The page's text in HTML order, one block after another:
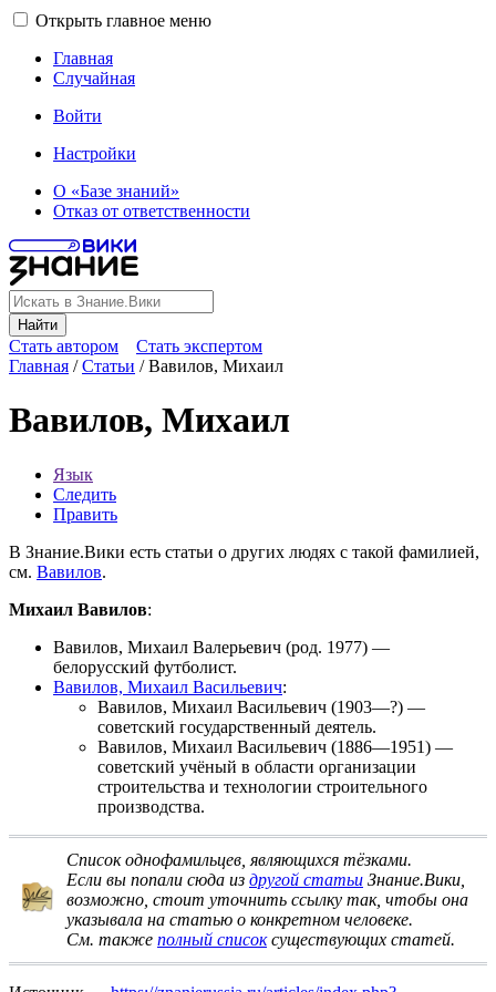
Открыть главное меню
Главная
Случайная
Войти
Настройки
О «Базе знаний»
Отказ от ответственности
Найти
Стать автором
Стать экспертом
Главная /Статьи /Вавилов, Михаил
Вавилов, Михаил
Язык
Следить
Править
В Знание.Вики есть статьи о других людях с такой фамилией,
см. Вавилов.
Михаил Вавилов:
Вавилов, Михаил Валерьевич (род. 1977) —
белорусский футболист.
Вавилов, Михаил Васильевич:
Вавилов, Михаил Васильевич (1903—?) —
советский государственный деятель.
Вавилов, Михаил Васильевич (1886—1951) —
советский учёный в области организации
строительства и технологии строительного
производства.
Список однофамильцев, являющихся тёзками.
Если вы попали сюда из другой статьи Знание.Вики,
возможно, стоит уточнить ссылку так, чтобы она
указывала на статью о конкретном человеке.
См. также полный списоксуществующих статей.